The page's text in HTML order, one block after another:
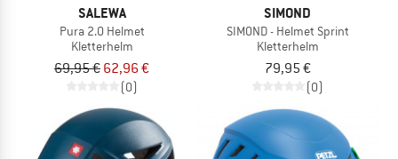
SALEWA
Pura 2.0 Helmet
Kletterhelm
69,95 € 62,96 €
(0)
SIMOND
SIMOND - Helmet Sprint
Kletterhelm
79,95 €
(0)